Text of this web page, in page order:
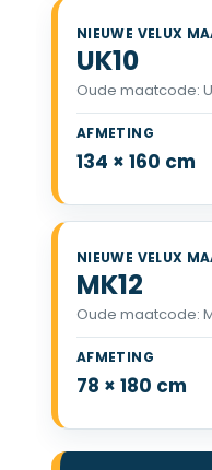
UK10
Oude maatcode:
VELUX UK10
134 × 160 cm
MK12
Oude maatcode:
VELUX MK12
78 × 180 cm